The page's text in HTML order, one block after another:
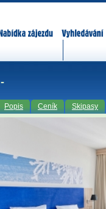
-
Popis Ceník Skipasy